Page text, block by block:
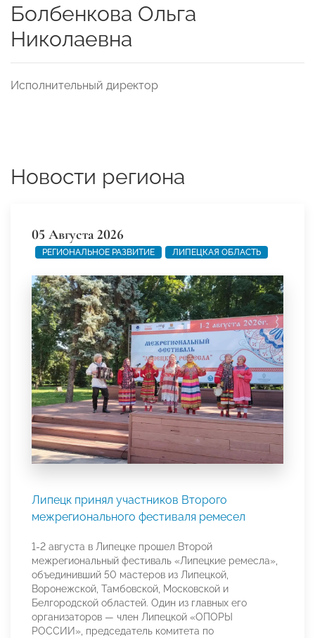
Болбенкова Ольга
Николаевна
Исполнительный директор
Новости региона
05 Августа 2026
РЕГИОНАЛЬНОЕ РАЗВИТИЕ ЛИПЕЦКАЯ ОБЛАСТЬ
Липецк принял участников Второго
межрегионального фестиваля ремесел
1-2 августа в Липецке прошел Второй
межрегиональный фестиваль «Липецкие ремесла»,
объединивший 50 мастеров из Липецкой,
Воронежской, Тамбовской, Московской и
Белгородской областей. Один из главных его
организаторов — член Липецкой «ОПОРЫ
РОССИИ», председатель комитета по